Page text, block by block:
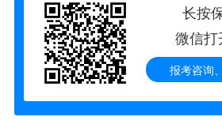
长按
微信
报考咨询